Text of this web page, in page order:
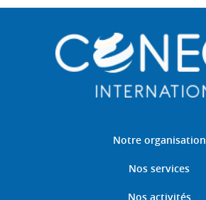
Notre organisation
Nos services
Nos activités